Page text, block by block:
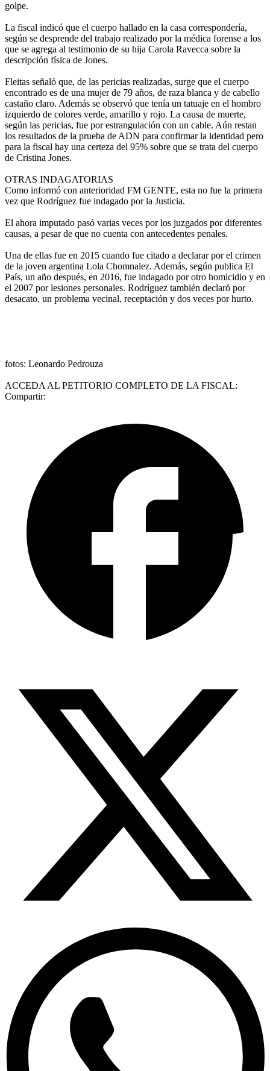
golpe.
La fiscal indicó que el cuerpo hallado en la casa correspondería,
según se desprende del trabajo realizado por la médica forense a los
que se agrega al testimonio de su hija Carola Ravecca sobre la
descripción física de Jones.
Fleitas señaló que, de las pericias realizadas, surge que el cuerpo
encontrado es de una mujer de 79 años, de raza blanca y de cabello
castaño claro. Además se observó que tenía un tatuaje en el hombro
izquierdo de colores verde, amarillo y rojo. La causa de muerte,
según las pericias, fue por estrangulación con un cable. Aún restan
los resultados de la prueba de ADN para confirmar la identidad pero
para la fiscal hay una certeza del 95% sobre que se trata del cuerpo
de Cristina Jones.
OTRAS INDAGATORIAS
Como informó con anterioridad FM GENTE, esta no fue la primera
vez que Rodríguez fue indagado por la Justicia.
El ahora imputado pasó varias veces por los juzgados por diferentes
causas, a pesar de que no cuenta con antecedentes penales.
Una de ellas fue en 2015 cuando fue citado a declarar por el crimen
de la joven argentina Lola Chomnalez. Además, según publica El
País, un año después, en 2016, fue indagado por otro homicidio y en
el 2007 por lesiones personales. Rodríguez también declaró por
desacato, un problema vecinal, receptación y dos veces por hurto.
fotos: Leonardo Pedrouza
ACCEDA AL PETITORIO COMPLETO DE LA FISCAL:
Compartir: